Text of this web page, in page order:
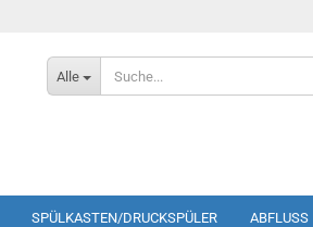
Alle
SPÜLKASTEN/DRUCKSPÜLER ABFLUSS